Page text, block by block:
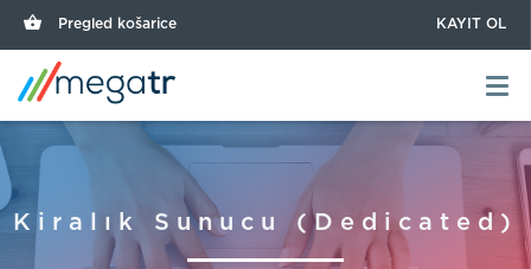
Pregled košarice KAYIT OL
Kiralık Sunucu (Dedicated)